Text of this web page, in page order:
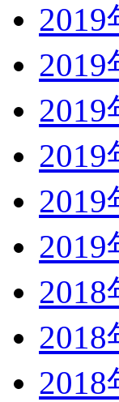
2019
2019
2019
2019
2019
2019
2018
2018
2018